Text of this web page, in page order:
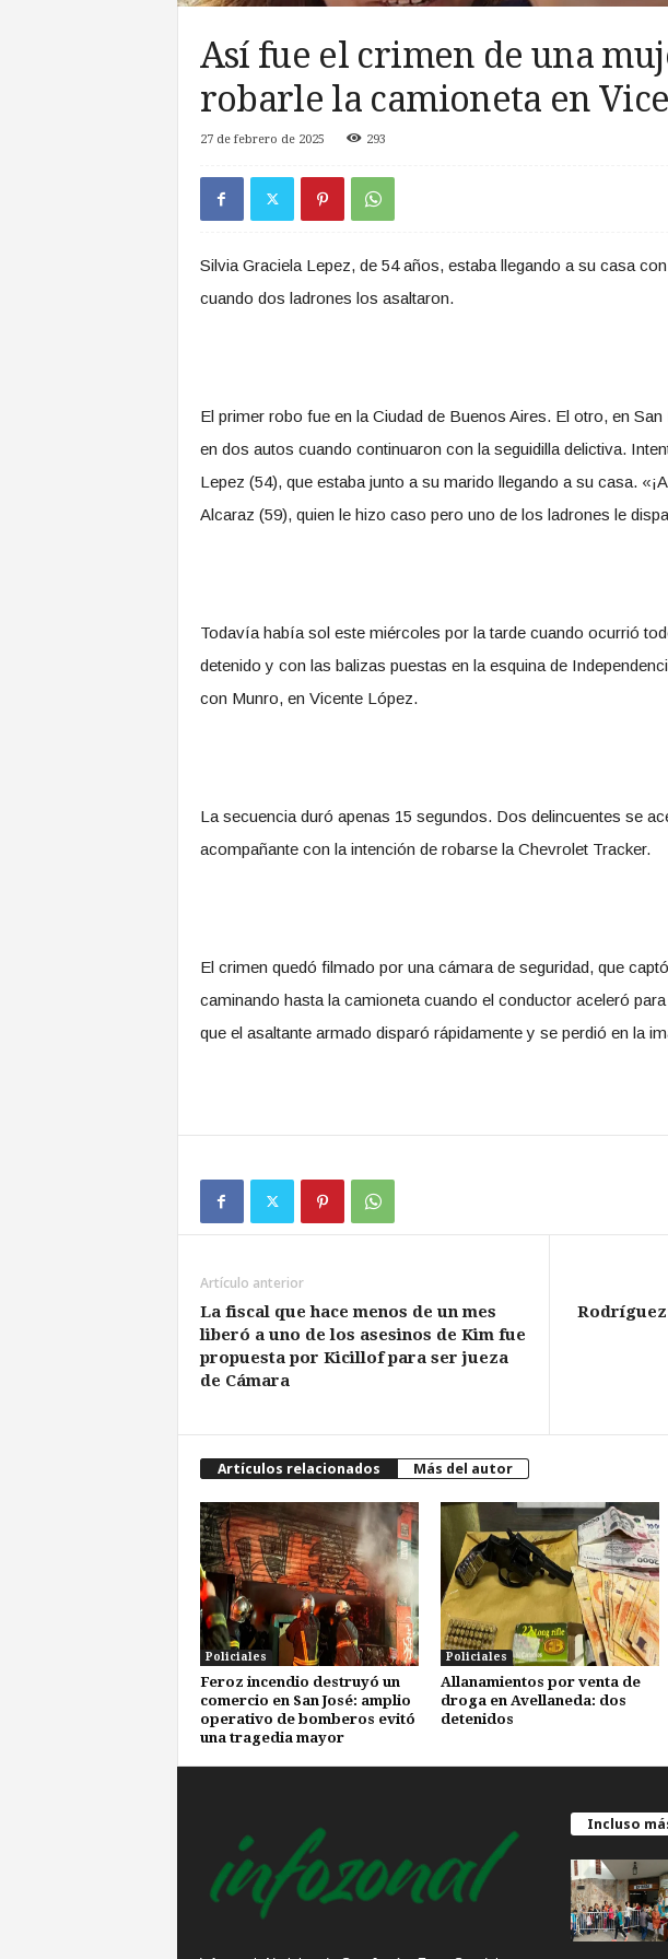
Así fue el crimen de una
robarle la camioneta en
27 de febrero de 2025 293
Silvia Graciela Lepez, de 54 años, estaba llegando a su casa
cuando dos ladrones los asaltaron.
El primer robo fue en la Ciudad de Buenos Aires. El otro, en
en dos autos cuando continuaron con la seguidilla delictiva.
Lepez (54), que estaba junto a su marido llegando a su casa.
Alcaraz (59), quien le hizo caso pero uno de los ladrones le
Todavía había sol este miércoles por la tarde cuando ocurrió
detenido y con las balizas puestas en la esquina de
con Munro, en Vicente López.
La secuencia duró apenas 15 segundos. Dos delincuentes se
acompañante con la intención de robarse la Chevrolet Tracker.
El crimen quedó filmado por una cámara de seguridad, que
caminando hasta la camioneta cuando el conductor aceleró
que el asaltante armado disparó rápidamente y se perdió en la
Artículo anterior
La fiscal que hace menos de un mes
liberó a uno de los asesinos de Kim fue
propuesta por Kicillof para ser jueza
de Cámara
Artículos relacionados Más del autor
Policiales
Feroz incendio destruyó un
comercio en San José: amplio
operativo de bomberos evitó
una tragedia mayor
Policiales
Allanamientos por venta de
droga en Avellaneda: dos
detenidos
Incluso